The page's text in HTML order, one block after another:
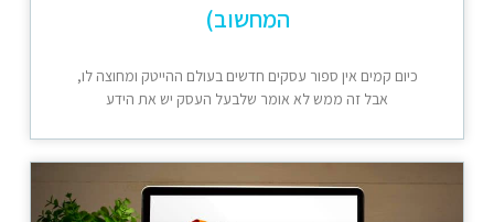
המחשוב)
כיום קמים אין ספור עסקים חדשים בעולם ההייטק ומחוצה לו,
אבל זה ממש לא אומר שלבעל העסק יש את הידע